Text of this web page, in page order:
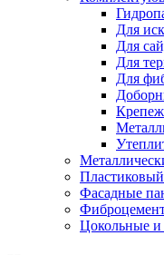
Для
Для
Для
Для
Крепеж
Фасадные
Цокольные и